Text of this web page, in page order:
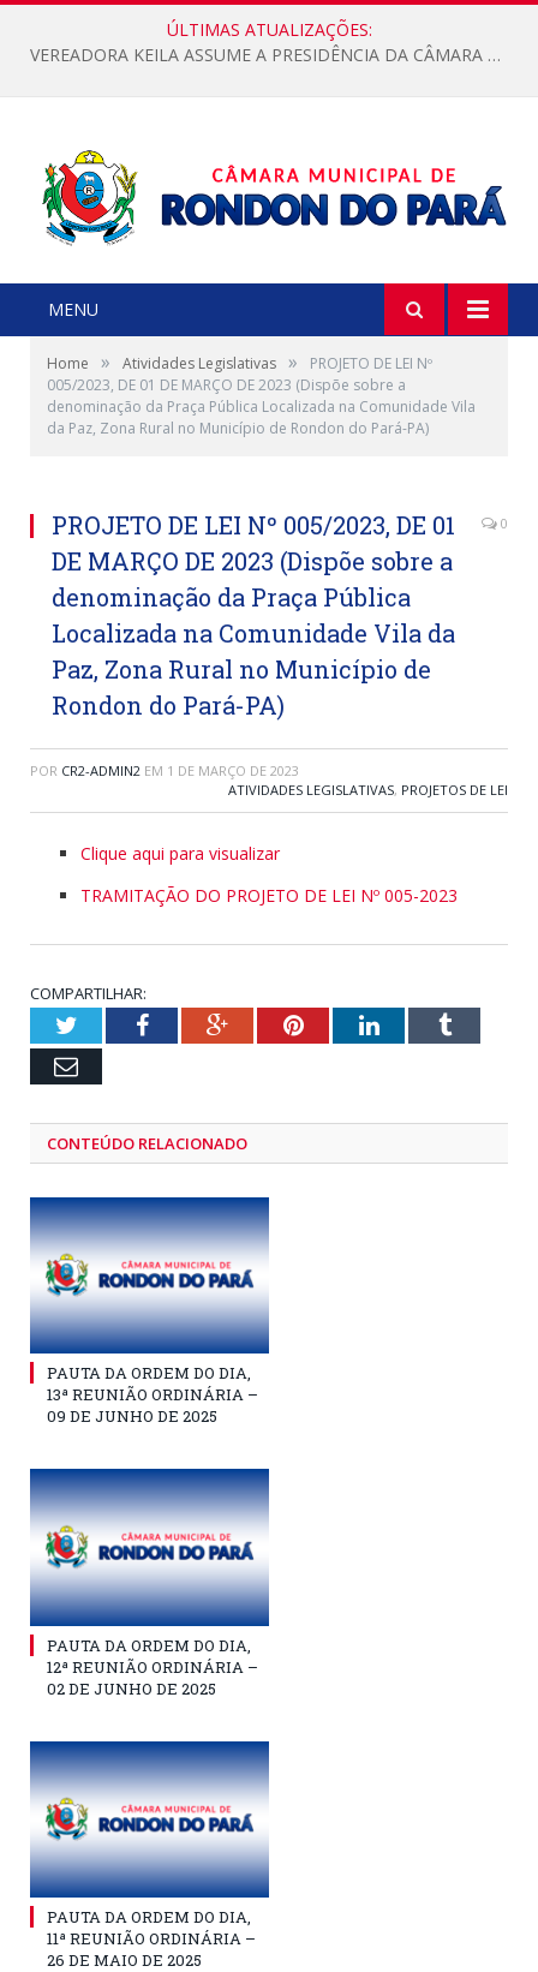
ÚLTIMAS ATUALIZAÇÕES:
VEREADORA KEILA ASSUME A PRESIDÊNCIA DA CÂMARA MUNICIPAL.
MENU
Home » Atividades Legislativas »
PROJETO DE LEI Nº
005/2023, DE 01 DE MARÇO DE 2023 (Dispõe sobre a
denominação da Praça Pública Localizada na Comunidade Vila
da Paz, Zona Rural no Município de Rondon do Pará-PA)
PROJETO DE LEI Nº 005/2023, DE 01
DE MARÇO DE 2023 (Dispõe sobre a
denominação da Praça Pública
Localizada na Comunidade Vila da
Paz, Zona Rural no Município de
Rondon do Pará-PA)
0
POR CR2-ADMIN2 EM 1 DE MARÇO DE 2023
ATIVIDADES LEGISLATIVAS, PROJETOS DE LEI
Clique aqui para visualizar
TRAMITAÇÃO DO PROJETO DE LEI Nº 005-2023
COMPARTILHAR:
TwitterFacebookGoogle+PinterestLinkedInTumblr
Email
CONTEÚDO RELACIONADO
PAUTA DA ORDEM DO DIA,
13ª REUNIÃO ORDINÁRIA –
09 DE JUNHO DE 2025
PAUTA DA ORDEM DO DIA,
12ª REUNIÃO ORDINÁRIA –
02 DE JUNHO DE 2025
PAUTA DA ORDEM DO DIA,
11ª REUNIÃO ORDINÁRIA –
26 DE MAIO DE 2025